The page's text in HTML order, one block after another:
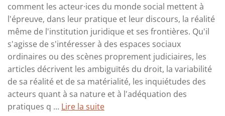
comment les acteur·ices du monde social mettent à
l'épreuve, dans leur pratique et leur discours, la réalité
même de l'institution juridique et ses frontières. Qu'il
s'agisse de s'intéresser à des espaces sociaux
ordinaires ou des scènes proprement judiciaires, les
articles décrivent les ambiguïtés du droit, la variabilité
de sa réalité et de sa matérialité, les inquiétudes des
acteurs quant à sa nature et à l'adéquation des
pratiques q ... Lire la suite